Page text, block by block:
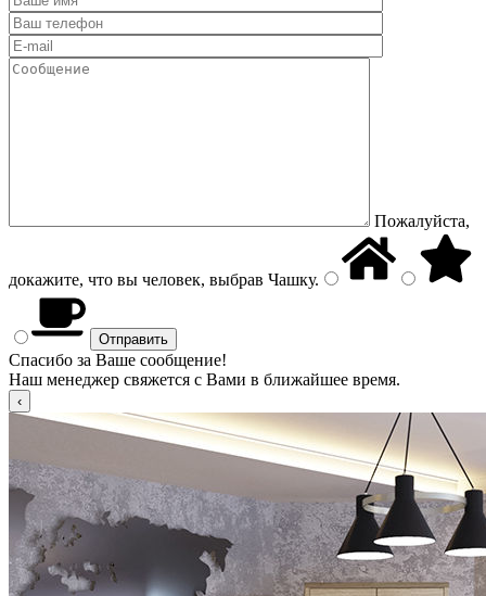
Пожалуйста,
докажите, что вы человек, выбрав Чашку.
Спасибо за Ваше сообщение!
Наш менеджер свяжется с Вами в ближайшее время.